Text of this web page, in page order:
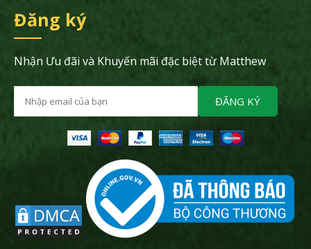
Đăng ký
Nhận Ưu đãi và Khuyến mãi đặc biệt từ Matthew
ĐĂNG KÝ